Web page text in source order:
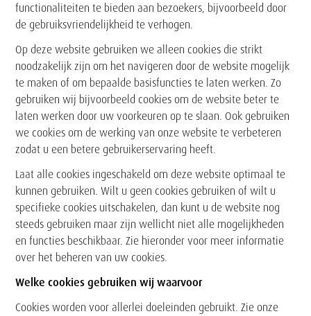
functionaliteiten te bieden aan bezoekers, bijvoorbeeld door
de gebruiksvriendelijkheid te verhogen.
Op deze website gebruiken we alleen cookies die strikt
noodzakelijk zijn om het navigeren door de website mogelijk
te maken of om bepaalde basisfuncties te laten werken. Zo
gebruiken wij bijvoorbeeld cookies om de website beter te
laten werken door uw voorkeuren op te slaan. Ook gebruiken
we cookies om de werking van onze website te verbeteren
zodat u een betere gebruikerservaring heeft.
Laat alle cookies ingeschakeld om deze website optimaal te
kunnen gebruiken. Wilt u geen cookies gebruiken of wilt u
specifieke cookies uitschakelen, dan kunt u de website nog
steeds gebruiken maar zijn wellicht niet alle mogelijkheden
en functies beschikbaar. Zie hieronder voor meer informatie
over het beheren van uw cookies.
Welke cookies gebruiken wij waarvoor
Cookies worden voor allerlei doeleinden gebruikt. Zie onze